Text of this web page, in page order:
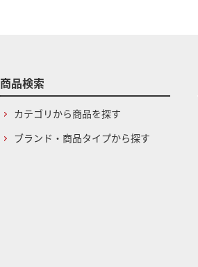
商品検索
カテゴリから商品を探す
ブランド・商品タイプから探す